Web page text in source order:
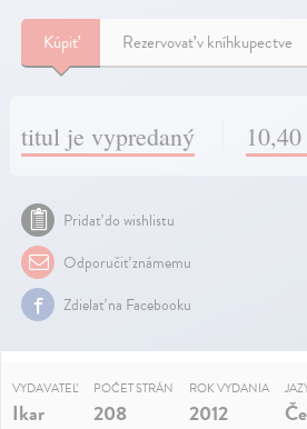
Kúpiť Rezervovať v kníhkupectve
titul je vypredaný
Pridať do wishlistu
Odporučiť známemu
Zdielať na Facebooku
VYDAVATEĽ
Ikar
POČET STRÁN
208
ROK VYDANIA
2012